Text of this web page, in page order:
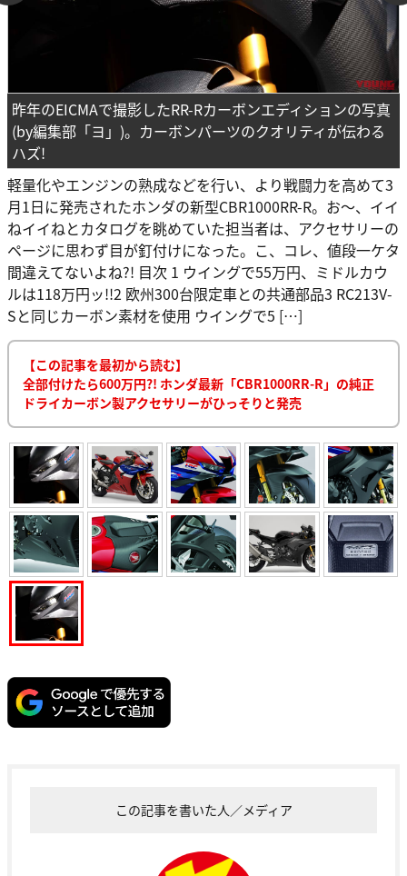
昨年のEICMAで撮影したRR-Rカーボンエディションの写真
(by編集部「ヨ」)。カーボンパーツのクオリティが伝わる
ハズ!
軽量化やエンジンの熟成などを行い、より戦闘力を高めて3
月1日に発売されたホンダの新型CBR1000RR-R。お〜、イイ
ねイイねとカタログを眺めていた担当者は、アクセサリーの
ページに思わず目が釘付けになった。こ、コレ、値段一ケタ
間違えてないよね?! 目次 1 ウイングで55万円、ミドルカウ
ルは118万円ッ!!2 欧州300台限定車との共通部品3 RC213V-
Sと同じカーボン素材を使用 ウイングで5 […]
【この記事を最初から読む】
全部付けたら600万円?! ホンダ最新「CBR1000RR-R」の純正
ドライカーボン製アクセサリーがひっそりと発売
この記事を書いた人／メディア